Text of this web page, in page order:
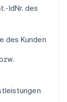
IdNr. des
des Kunden